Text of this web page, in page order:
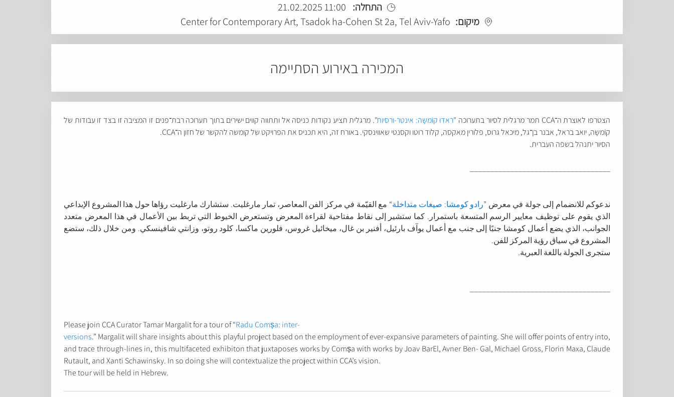
התחלה: 11:00 21.02.2025
מיקום: Center for Contemporary Art, Tsadok ha-Cohen St 2a, Tel Aviv-Yafo
המכירה באירוע הסתיימה
הצטרפו לאוצרת ה־CCA תמר מרגלית לסיור בתערוכה " ראדוּ קוֹמשָה: אינטר-ורסיות". מרגלית תציע נקודות כניסה אל ותתווה קווים ישירים בתוך תערוכה רבת־פנים זו המציבה זו בצד זו עבודות של
קוֹמשָה, יואב בראל, אבנר בן־גל, מיכאל גרוס, פלורין מאקסה, קלוד רוטו וקסנטי שאווינסקי. באורח זה, היא תכניס את הפרויקט של קומשה להקשר של חזון ה־CCA.
הסיור יתנהל בשפה העברית.
ندعوكم للانضمام إلى جولة في معرض ”رادو كومشا: صيغات متداخلة“ مع القيّمة في مركز الفن المعاصر، تمار مارغليت. ستشارك مارغليت رؤاها حول هذا المشروع الإبداعي
الذي يقوم على توظيف معايير الرسم المتسعة باستمرار. كما ستشير إلى نقاط مفتاحية لقراءة المعرض وتستعرض الخيوط التي تربط بين الأعمال في هذا المعرض متعدد
الجوانب، الذي يضع أعمال كومشا جنبًا إلى جنب مع أعمال يوآف بارئيل، أفنير بن غال، ميخائيل غروس، فلورين ماكسا، كلود روتو، وزانتي شافينسكي. ومن خلال ذلك، ستضع
المشروع في سياق رؤية المركز للفن.
ستجرى الجولة باللغة العبرية.
Please join CCA Curator Tamar Margalit for a tour of “Radu Comșa: inter-
versions.” Margalit will share insights about this playful project based on the employment of ever-expansive parameters of painting. She will offer points of entry into,
and trace through-lines in, this multifaceted exhibiton that juxtaposes works by Comșa with works by Joav BarEl, Avner Ben- Gal, Michael Gross, Florin Maxa, Claude
Rutault, and Xanti Schawinsky. In so doing she will contextualize the project within CCA’s vision.
The tour will be held in Hebrew.